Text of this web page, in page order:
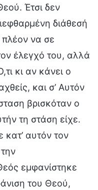
Έτσι δεν
διάθεσή
να σε
έλεγχό του, αλλά
κι αν κάνει ο
και σ’ Αυτόν
βρισκόταν ο
τη στάση είχε.
κατ’ αυτόν τον
εμφανίστηκε
του Θεού,